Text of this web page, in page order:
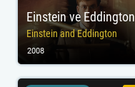
Einstein ve Eddington
Einstein and Eddington
2008